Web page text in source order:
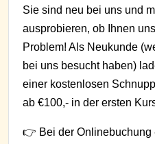
Sie sind neu bei uns und
ausprobieren, ob Ihnen
Problem! Als Neukunde
bei uns besucht haben)
einer kostenlosen
ab €100,- in der ersten
👉 Bei der Onlinebuchung